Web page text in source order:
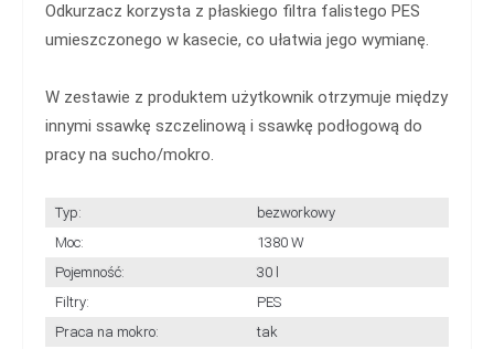
Odkurzacz korzysta z płaskiego filtra falistego PES
umieszczonego w kasecie, co ułatwia jego wymianę.
W zestawie z produktem użytkownik otrzymuje między
innymi ssawkę szczelinową i ssawkę podłogową do
pracy na sucho/mokro.
Typ:
bezworkowy
Moc:
1380 W
Pojemność:
30 l
Filtry:
PES
Praca na mokro:
tak